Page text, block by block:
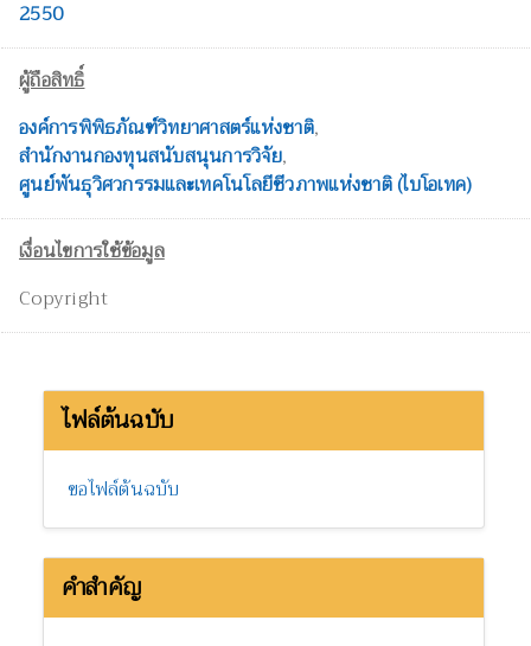
2550
ผู้ถือสิทธิ์
องค์การพิพิธภัณฑ์วิทยาศาสตร์แห่งชาติ,
สำนักงานกองทุนสนับสนุนการวิจัย,
ศูนย์พันธุวิศวกรรมและเทคโนโลยีชีวภาพแห่งชาติ (ไบโอเทค)
เงื่อนไขการใช้ข้อมูล
Copyright
ไฟล์ต้นฉบับ
ขอไฟล์ต้นฉบับ
คำสำคัญ